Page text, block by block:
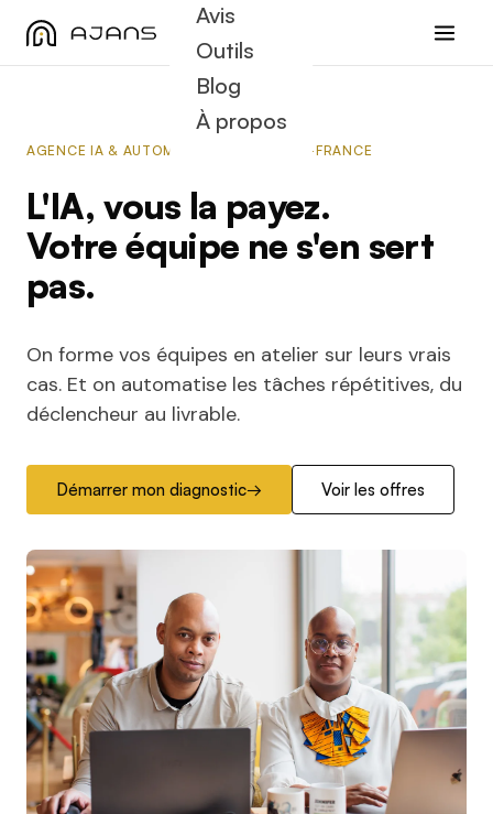
Avis
Outils
Blog
À propos
AGENCE IA & AUTOMATISATION · ÎLE-DE-FRANCE
L'IA, vous la payez.
Votre équipe ne s'en sert
pas.
On forme vos équipes en atelier sur leurs vrais
cas. Et on automatise les tâches répétitives, du
déclencheur au livrable.
Démarrer mon diagnostic→ Voir les offres